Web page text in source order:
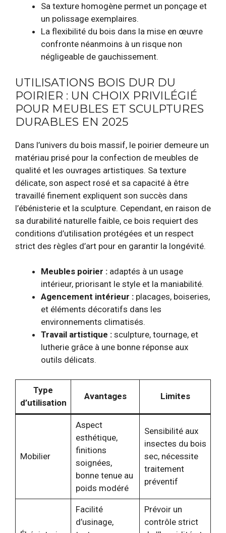
Sa texture homogène permet un ponçage et
un polissage exemplaires.
La flexibilité du bois dans la mise en œuvre
confronte néanmoins à un risque non
négligeable de gauchissement.
UTILISATIONS BOIS DUR DU
POIRIER : UN CHOIX PRIVILÉGIÉ
POUR MEUBLES ET SCULPTURES
DURABLES EN 2025
Dans l’univers du bois massif, le poirier demeure un
matériau prisé pour la confection de meubles de
qualité et les ouvrages artistiques. Sa texture
délicate, son aspect rosé et sa capacité à être
travaillé finement expliquent son succès dans
l’ébénisterie et la sculpture. Cependant, en raison de
sa durabilité naturelle faible, ce bois requiert des
conditions d’utilisation protégées et un respect
strict des règles d’art pour en garantir la longévité.
Meubles poirier : adaptés à un usage
intérieur, priorisant le style et la maniabilité.
Agencement intérieur : placages, boiseries,
et éléments décoratifs dans les
environnements climatisés.
Travail artistique : sculpture, tournage, et
lutherie grâce à une bonne réponse aux
outils délicats.
Type
d’utilisation
Avantages Limites
Mobilier
Aspect
esthétique,
finitions
soignées,
bonne tenue au
poids modéré
Sensibilité aux
insectes du bois
sec, nécessite
traitement
préventif
Facilité
d’usinage,
Prévoir un
contrôle strict